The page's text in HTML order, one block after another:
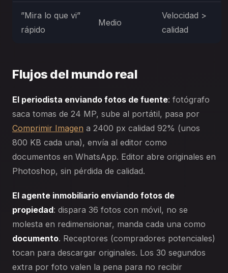
”Mira lo que vi”
rápido
Medio
Velocidad >
calidad
Flujos del mundo real
El periodista enviando fotos de fuente: fotógrafo
saca tomas de 24 MP, sube al portátil, pasa por
Comprimir Imagen a 2400 px calidad 92% (unos
800 KB cada una), envía al editor como
documentos en WhatsApp. Editor abre originales en
Photoshop, sin pérdida de calidad.
El agente inmobiliario enviando fotos de
propiedad: dispara 36 fotos con móvil, no se
molesta en redimensionar, manda cada una como
documento. Receptores (compradores potenciales)
tocan para descargar originales. Los 30 segundos
extra por foto valen la pena para no recibir